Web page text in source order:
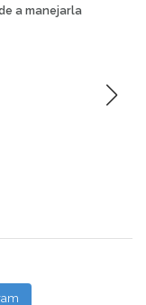
a manejarla